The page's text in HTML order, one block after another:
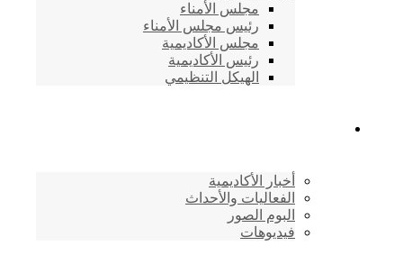
مجلس الأمناء
رئيس مجلس الأمناء
مجلس الأكاديمية
رئيس الأكاديمية
الهيكل التنظيمي
أخبار الأكاديمية
الفعاليات والأحداث
البوم الصور
فيديوهات